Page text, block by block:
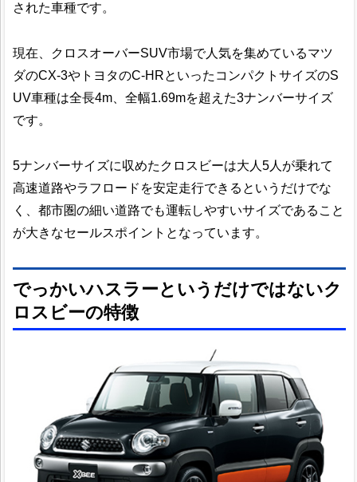
された車種です。
現在、クロスオーバーSUV市場で人気を集めているマツ
ダのCX-3やトヨタのC-HRといったコンパクトサイズのS
UV車種は全長4m、全幅1.69mを超えた3ナンバーサイズ
です。
5ナンバーサイズに収めたクロスビーは大人5人が乗れて
高速道路やラフロードを安定走行できるというだけでな
く、都市圏の細い道路でも運転しやすいサイズであること
が大きなセールスポイントとなっています。
でっかいハスラーというだけではないク
ロスビーの特徴